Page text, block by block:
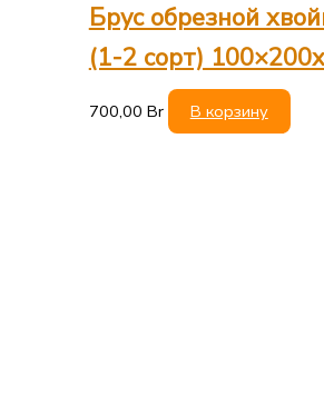
Брус обрезной
(1-2 сорт)
700,00 Br В корзину